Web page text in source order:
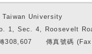
Taiwan University
1, Sec. 4, Roosevelt
308,607 傳真號碼